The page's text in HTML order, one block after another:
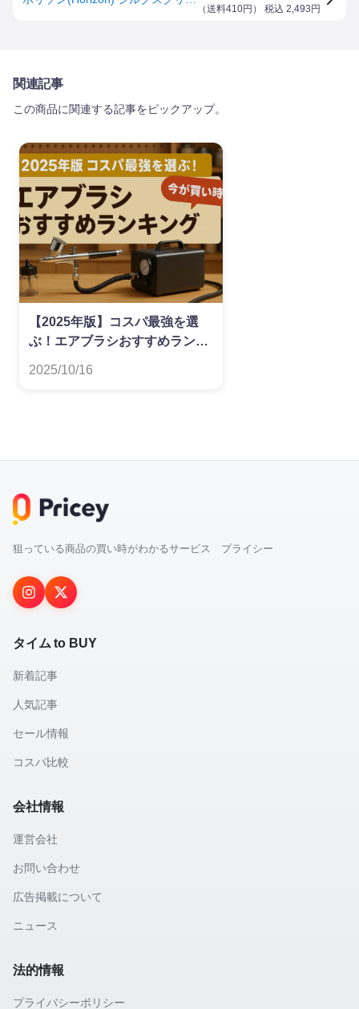
（送料410円 ） 税込 2,493 円
関連記事
この商品に関連する記事をピックアップ。
【2025年版】コスパ最強を選
ぶ！エアブラシおすすめランキ
2025/10/16
狙っている商品の買い時がわかるサービス プライシー
タイム to BUY
新着記事
人気記事
セール情報
コスパ比較
会社情報
運営会社
お問い合わせ
広告掲載について
ニュース
法的情報
プライバシーポリシー